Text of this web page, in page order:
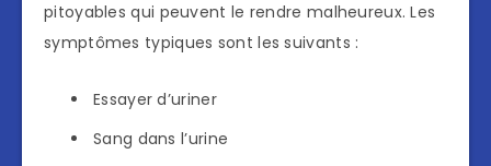
pitoyables qui peuvent le rendre malheureux. Les
symptômes typiques sont les suivants :
Essayer d’uriner
Sang dans l’urine